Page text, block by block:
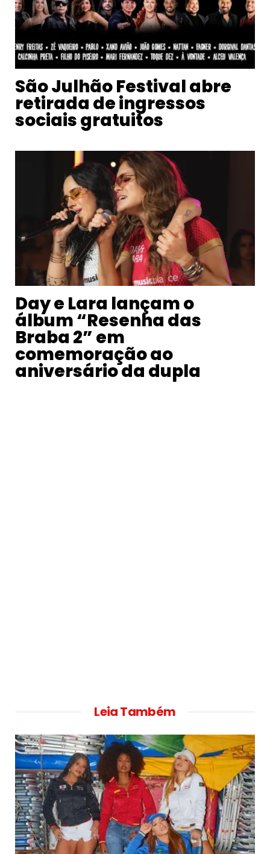
São Julhão Festival abre
retirada de ingressos
sociais gratuitos
Day e Lara lançam o
álbum “Resenha das
Braba 2” em
comemoração ao
aniversário da dupla
Leia Também